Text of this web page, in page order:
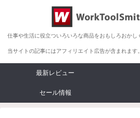
仕事や生活に役立ついろいろな商品をおもしろおかし
当サイトの記事にはアフィリエイト広告が含まれます。
最新レビュー
セール情報